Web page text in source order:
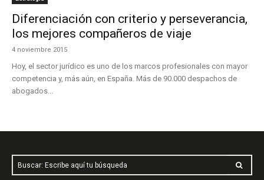
Diferenciación con criterio y perseverancia,
los mejores compañeros de viaje
4 noviembre 2015
Hoy, el sector jurídico es uno de los marcos profesionales con mayor
competencia y, más aún, en España. Más de 90.000 despachos de
abogados...
Buscar: Escribe aquí tu búsqueda